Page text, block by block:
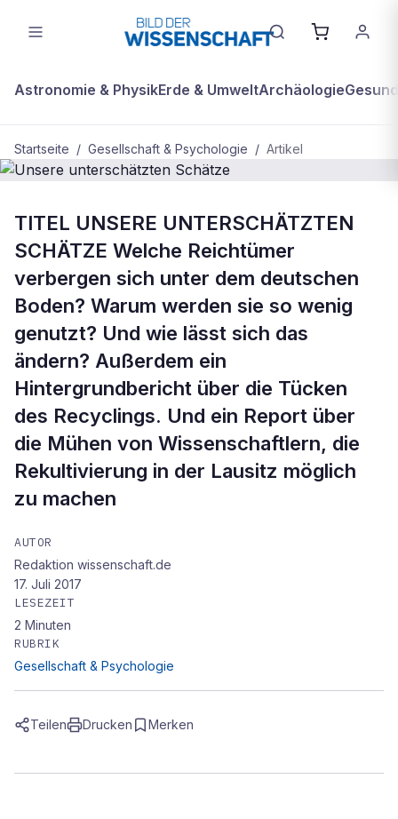
Astronomie & PhysikErde & UmweltArchäologie
Startseite / Gesellschaft & Psychologie / Artikel
Unsere unterschätzten Schätze
TITEL UNSERE UNTERSCHÄTZTEN
SCHÄTZE Welche Reichtümer
verbergen sich unter dem deutschen
Boden? Warum werden sie so wenig
genutzt? Und wie lässt sich das
ändern? Außerdem ein
Hintergrundbericht über die Tücken
des Recyclings. Und ein Report über
die Mühen von Wissenschaftlern, die
Rekultivierung in der Lausitz möglich
zu machen
AUTOR
Redaktion wissenschaft.de
17. Juli 2017
LESEZEIT
2 Minuten
RUBRIK
Gesellschaft & Psychologie
Teilen Drucken Merken